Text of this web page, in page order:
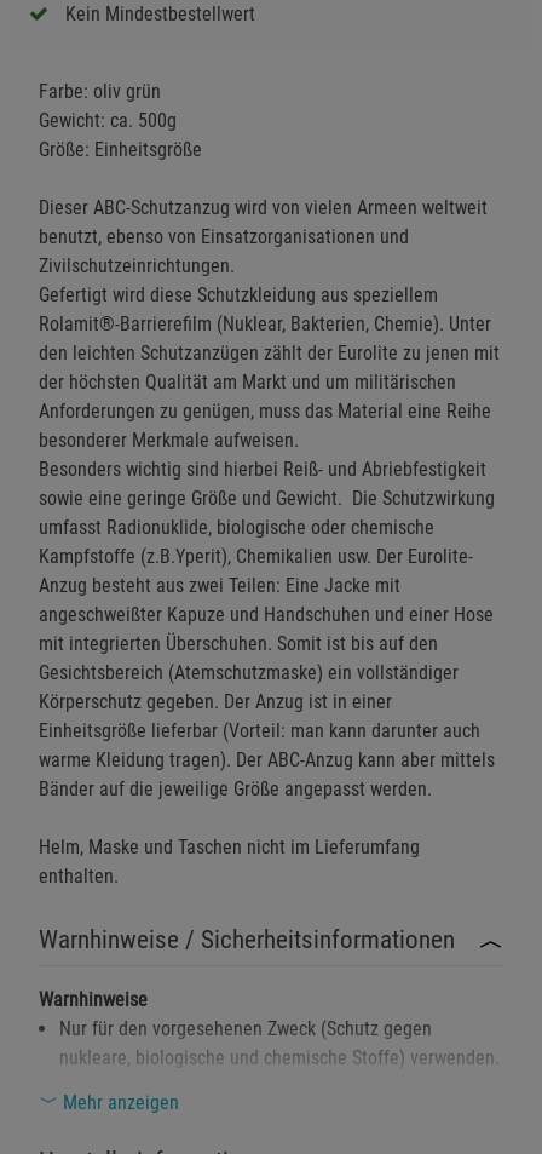
Kein Mindestbestellwert
Farbe: oliv grün
Gewicht: ca. 500g
Größe: Einheitsgröße
Dieser ABC-Schutzanzug wird von vielen Armeen weltweit
benutzt, ebenso von Einsatzorganisationen und
Zivilschutzeinrichtungen.
Gefertigt wird diese Schutzkleidung aus speziellem
Rolamit®-Barrierefilm (Nuklear, Bakterien, Chemie). Unter
den leichten Schutzanzügen zählt der Eurolite zu jenen mit
der höchsten Qualität am Markt und um militärischen
Anforderungen zu genügen, muss das Material eine Reihe
besonderer Merkmale aufweisen.
Besonders wichtig sind hierbei Reiß- und Abriebfestigkeit
sowie eine geringe Größe und Gewicht. Die Schutzwirkung
umfasst Radionuklide, biologische oder chemische
Kampfstoffe (z.B.Yperit), Chemikalien usw. Der Eurolite-
Anzug besteht aus zwei Teilen: Eine Jacke mit
angeschweißter Kapuze und Handschuhen und einer Hose
mit integrierten Überschuhen. Somit ist bis auf den
Gesichtsbereich (Atemschutzmaske) ein vollständiger
Körperschutz gegeben. Der Anzug ist in einer
Einheitsgröße lieferbar (Vorteil: man kann darunter auch
warme Kleidung tragen). Der ABC-Anzug kann aber mittels
Bänder auf die jeweilige Größe angepasst werden.
Helm, Maske und Taschen nicht im Lieferumfang
enthalten.
Warnhinweise / Sicherheitsinformationen
Warnhinweise
Nur für den vorgesehenen Zweck (Schutz gegen
nukleare, biologische und chemische Stoffe) verwenden.
Vor jedem Einsatz den Anzug auf Schäden wie Risse
Mehr anzeigen